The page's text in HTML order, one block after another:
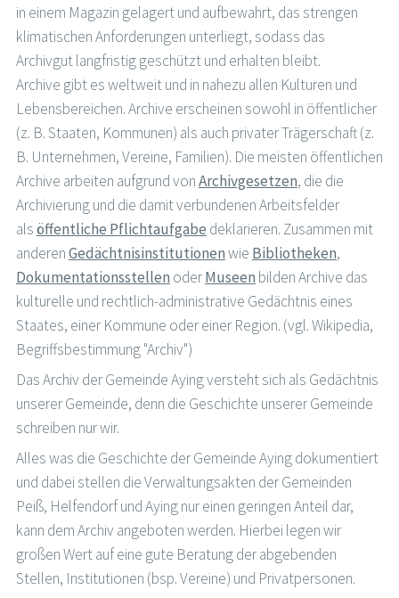
in einem Magazin gelagert und aufbewahrt, das strengen
klimatischen Anforderungen unterliegt, sodass das
Archivgut langfristig geschützt und erhalten bleibt.
Archive gibt es weltweit und in nahezu allen Kulturen und
Lebensbereichen. Archive erscheinen sowohl in öffentlicher
(z. B. Staaten, Kommunen) als auch privater Trägerschaft (z.
B. Unternehmen, Vereine, Familien). Die meisten öffentlichen
Archive arbeiten aufgrund vonArchivgesetzen, die die
Archivierung und die damit verbundenen Arbeitsfelder
alsöffentliche Pflichtaufgabe deklarieren. Zusammen mit
anderenGedächtnisinstitutionenwie Bibliotheken,
Dokumentationsstellen oderMuseen bilden Archive das
kulturelle und rechtlich-administrative Gedächtnis eines
Staates, einer Kommune oder einer Region. (vgl. Wikipedia,
Begriffsbestimmung "Archiv")
Das Archiv der Gemeinde Aying versteht sich als Gedächtnis
unserer Gemeinde, denn die Geschichte unserer Gemeinde
schreiben nur wir.
Alles was die Geschichte der Gemeinde Aying dokumentiert
und dabei stellen die Verwaltungsakten der Gemeinden
Peiß, Helfendorf und Aying nur einen geringen Anteil dar,
kann dem Archiv angeboten werden. Hierbei legen wir
großen Wert auf eine gute Beratung der abgebenden
Stellen, Institutionen (bsp. Vereine) und Privatpersonen.